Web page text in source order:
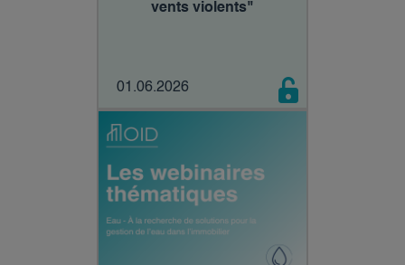
vents violents"
01.06.2026